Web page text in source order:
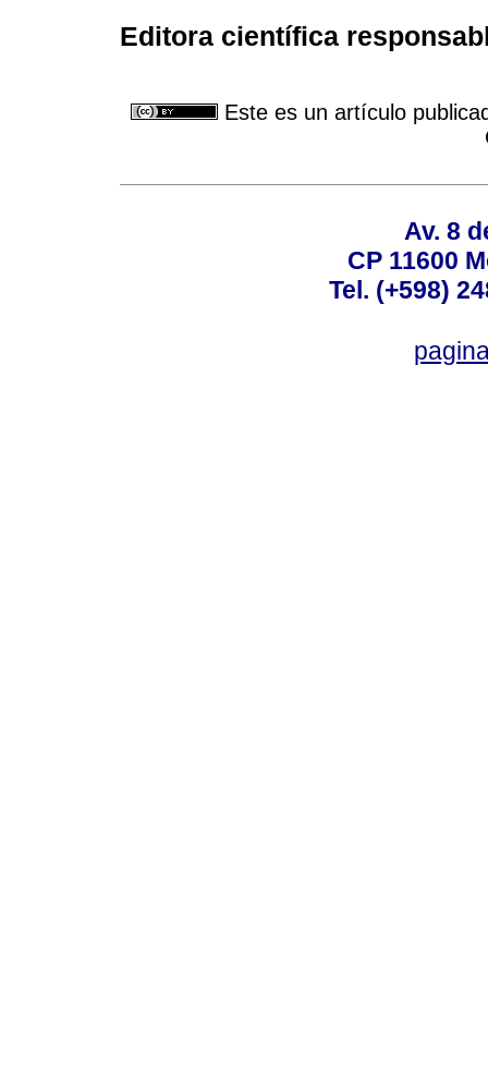
Editora científica
Este es un artículo
Av. 8
CP 11600
Tel. (+598)